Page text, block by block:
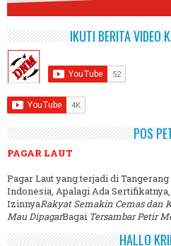
IKUTI BERITA VIDEO
POS
PAGAR LAUT
Pagar Laut yang terjadi di
Indonesia, Apalagi Ada
IzinnyaRakyat Semakin Cemas dan
Mau DipagarBagai Tersambar Petir
HALLO